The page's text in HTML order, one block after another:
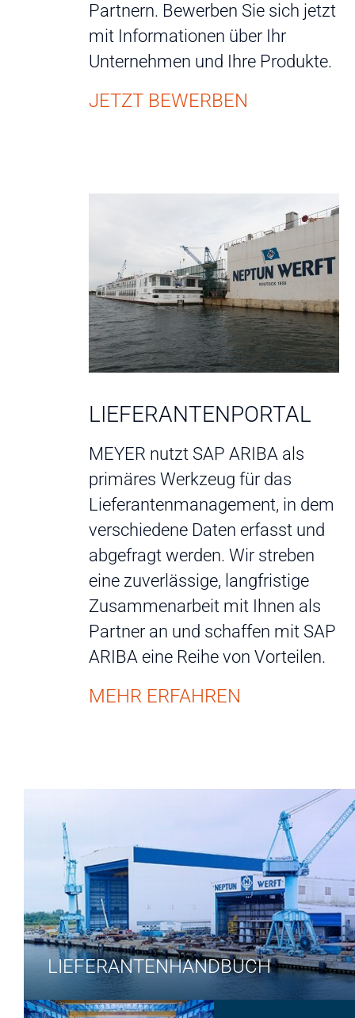
Partnern. Bewerben Sie sich jetzt
mit Informationen über Ihr
Unternehmen und Ihre Produkte.
JETZT BEWERBEN
LIEFERANTENPORTAL
MEYER nutzt SAP ARIBA als
primäres Werkzeug für das
Lieferantenmanagement, in dem
verschiedene Daten erfasst und
abgefragt werden. Wir streben
eine zuverlässige, langfristige
Zusammenarbeit mit Ihnen als
Partner an und schaffen mit SAP
ARIBA eine Reihe von Vorteilen.
MEHR ERFAHREN
LIEFERANTENHANDBUCH